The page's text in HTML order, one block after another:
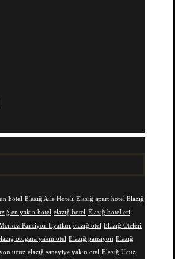
hotel Elazığ Aile Hoteli Elazığ apart hotel Elazığ
en yakın hotel elazığ hotel Elazığ hotelleri
Pansiyon fiyatları elazığ otel Elazığ Oteleri
otogara yakın otel Elazığ pansiyon Elazığ
ucuz elazığ sanayiye yakın otel Elazığ Ucuz